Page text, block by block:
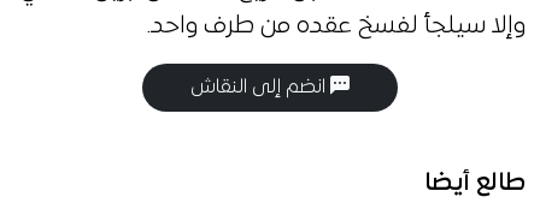
وإلا سيلجأ لفسخ عقده من طرف واحد.
انضم إلى النقاش
طالع أيضا